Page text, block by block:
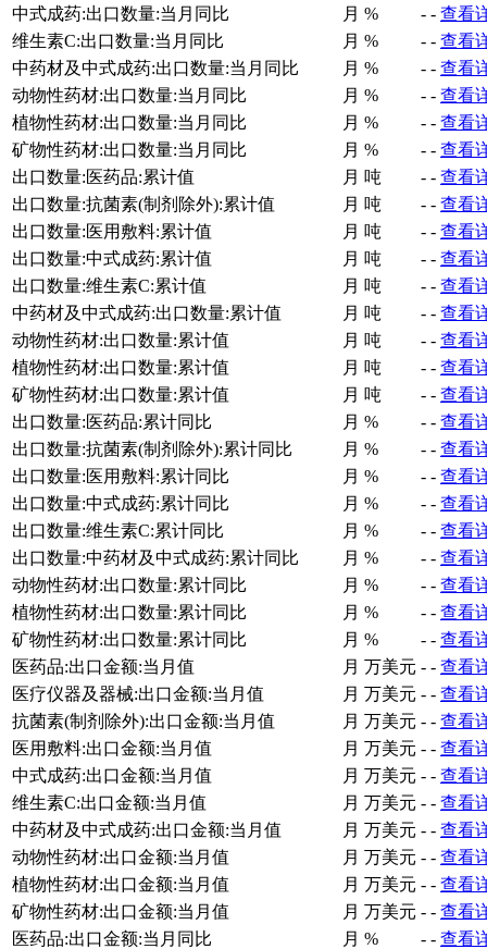
中式成药:出口数量:当月同比
月 % - - 查看
维生素C:出口数量:当月同比
月 % - - 查看
中药材及中式成药:出口数量:当月同比
月 % - - 查看
动物性药材:出口数量:当月同比
月 % - - 查看
植物性药材:出口数量:当月同比
月 % - - 查看
矿物性药材:出口数量:当月同比
月 % - - 查看
出口数量:医药品:累计值
月 吨 - - 查看
出口数量:抗菌素(制剂除外):累计值
月 吨 - - 查看
出口数量:医用敷料:累计值
月 吨 - - 查看
出口数量:中式成药:累计值
月 吨 - - 查看
出口数量:维生素C:累计值
月 吨 - - 查看
中药材及中式成药:出口数量:累计值
月 吨 - - 查看
动物性药材:出口数量:累计值
月 吨 - - 查看
植物性药材:出口数量:累计值
月 吨 - - 查看
矿物性药材:出口数量:累计值
月 吨 - - 查看
出口数量:医药品:累计同比
月 % - - 查看
出口数量:抗菌素(制剂除外):累计同比
月 % - - 查看
出口数量:医用敷料:累计同比
月 % - - 查看
出口数量:中式成药:累计同比
月 % - - 查看
出口数量:维生素C:累计同比
月 % - - 查看
出口数量:中药材及中式成药:累计同比
月 % - - 查看
动物性药材:出口数量:累计同比
月 % - - 查看
植物性药材:出口数量:累计同比
月 % - - 查看
矿物性药材:出口数量:累计同比
月 % - - 查看
医药品:出口金额:当月值
月 万美元 - - 查看
医疗仪器及器械:出口金额:当月值
月 万美元 - - 查看
抗菌素(制剂除外):出口金额:当月值
月 万美元 - - 查看
医用敷料:出口金额:当月值
月 万美元 - - 查看
中式成药:出口金额:当月值
月 万美元 - - 查看
维生素C:出口金额:当月值
月 万美元 - - 查看
中药材及中式成药:出口金额:当月值
月 万美元 - - 查看
动物性药材:出口金额:当月值
月 万美元 - - 查看
植物性药材:出口金额:当月值
月 万美元 - - 查看
矿物性药材:出口金额:当月值
月 万美元 - - 查看
医药品:出口金额:当月同比
月 % - - 查看